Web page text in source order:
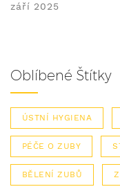
září 2025
Oblíbené Štítky
ÚSTNÍ HYGIENA
PÉČE O ZUBY
BĚLENÍ ZUBŮ